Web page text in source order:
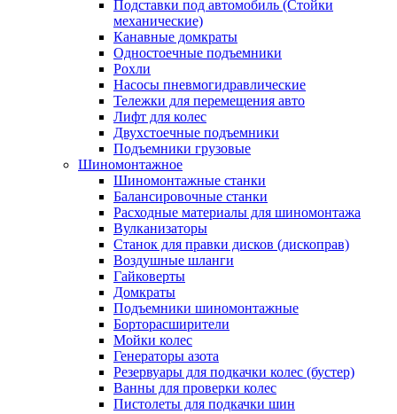
Подставки под автомобиль (Стойки
механические)
Канавные домкраты
Одностоечные подъемники
Рохли
Насосы пневмогидравлические
Тележки для перемещения авто
Лифт для колес
Двухстоечные подъемники
Подъемники грузовые
Шиномонтажное
Шиномонтажные станки
Балансировочные станки
Расходные материалы для шиномонтажа
Вулканизаторы
Станок для правки дисков (дископрав)
Воздушные шланги
Гайковерты
Домкраты
Подъемники шиномонтажные
Борторасширители
Мойки колес
Генераторы азота
Резервуары для подкачки колес (бустер)
Ванны для проверки колес
Пистолеты для подкачки шин